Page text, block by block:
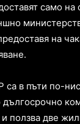
само на
на
в пъти по-
ползва две